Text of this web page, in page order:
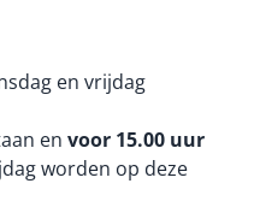
en vrijdag
en voor 15.00 uur
worden op deze